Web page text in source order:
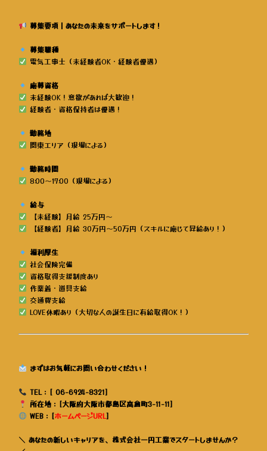
募集要項｜あなたの未来をサポートします！
募集職種
電気工事士（未経験者OK・経験者優遇）
応募資格
未経験OK！意欲があれば大歓迎！
経験者・資格保持者は優遇！
勤務地
関東エリア（現場による）
勤務時間
8:00～17:00（現場による）
給与
【未経験】月給 25万円～
【経験者】月給 30万円～50万円（スキルに応じて昇給あり！）
福利厚生
社会保険完備
資格取得支援制度あり
作業着・道具支給
交通費支給
LOVE休暇あり（大切な人の誕生日に有給取得OK！）
まずはお気軽にお問い合わせください！
TEL：[ 06-6924-8321]
所在地：[大阪府大阪市都島区高倉町3-11-11]
WEB：[ホームページURL]
＼あなたの新しいキャリアを、株式会社一円工業でスタートしませんか？